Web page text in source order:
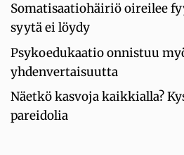
Somatisaatiohäiriö oireilee
syytä ei löydy
Psykoedukaatio onnistuu
yhdenvertaisuutta
Näetkö kasvoja kaikkialla?
pareidolia